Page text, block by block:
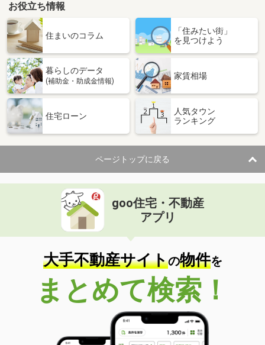
お役立ち情報
住まいのコラム
「住みたい街」
を見つけよう
暮らしのデータ
(補助金・助成金情報)
家賃相場
住宅ローン
人気タウン
ランキング
ページトップに戻る
goo住宅・不動産
アプリ
大手不動産サイトの物件を
まとめて検索！